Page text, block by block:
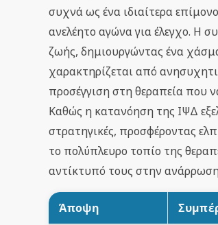
συχνά ως ένα ιδιαίτερα
ανελέητο αγώνα για έλεγχο. Η
ζωής, δημιουργώντας ένα
χαρακτηρίζεται από
προσέγγιση στη θεραπεία που
Καθώς η κατανόηση της ΙΨΔ
στρατηγικές, προσφέροντας
το πολύπλευρο τοπίο της
αντίκτυπό τους στην
Άποψη